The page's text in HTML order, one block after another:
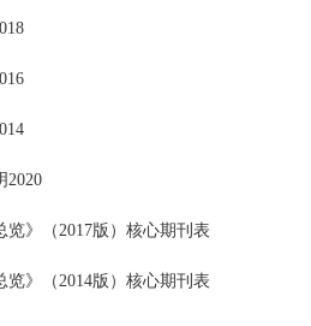
2020
览》（2017版）核心期刊表
览》（2014版）核心期刊表